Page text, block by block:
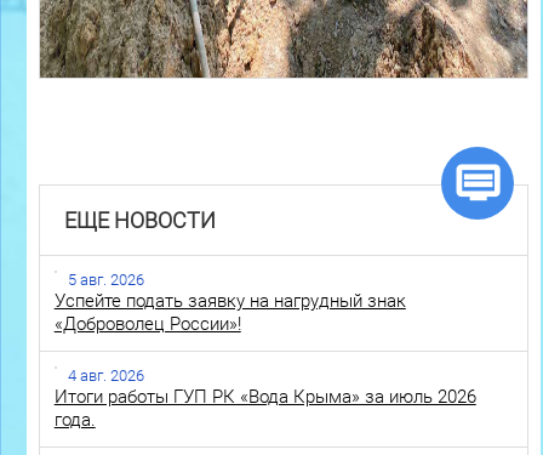
ЕЩЕ НОВОСТИ
5 авг. 2026
Успейте подать заявку на нагрудный знак
«Доброволец России»!
4 авг. 2026
Итоги работы ГУП РК «Вода Крыма» за июль 2026
года.